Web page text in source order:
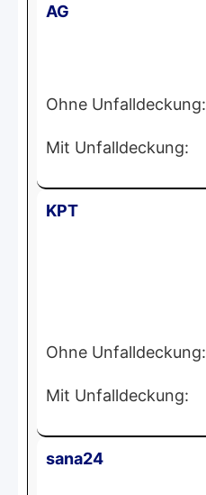
AG
Ohne Unfalldeckung:
Mit Unfalldeckung:
KPT
Ohne Unfalldeckung:
Mit Unfalldeckung:
sana24